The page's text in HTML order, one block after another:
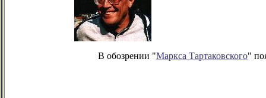
В обозрении "Маркса Тартаковского"